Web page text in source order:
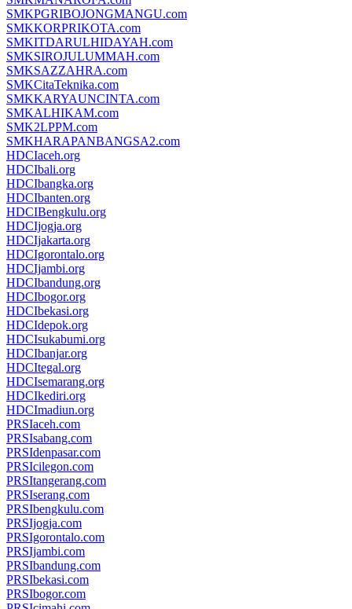
SMKPGRIBOJONGMANGU.com
SMKKORPRIKOTA.com
SMKITDARULHIDAYAH.com
SMKSIROJULUMMAH.com
SMKSAZZAHRA.com
SMKCitaTeknika.com
SMKKARYAUNCINTA.com
SMKALHIKAM.com
SMK2LPPM.com
SMKHARAPANBANGSA2.com
HDCIaceh.org
HDCIbali.org
HDCIbangka.org
HDCIbanten.org
HDCIBengkulu.org
HDCIjogja.org
HDCIjakarta.org
HDCIgorontalo.org
HDCIjambi.org
HDCIbandung.org
HDCIbogor.org
HDCIbekasi.org
HDCIdepok.org
HDCIsukabumi.org
HDCIbanjar.org
HDCItegal.org
HDCIsemarang.org
HDCIkediri.org
HDCImadiun.org
PRSIaceh.com
PRSIsabang.com
PRSIdenpasar.com
PRSIcilegon.com
PRSItangerang.com
PRSIserang.com
PRSIbengkulu.com
PRSIjogja.com
PRSIgorontalo.com
PRSIjambi.com
PRSIbandung.com
PRSIbekasi.com
PRSIbogor.com